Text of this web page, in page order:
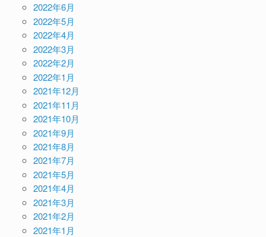
2022年6月
2022年5月
2022年4月
2022年3月
2022年2月
2022年1月
2021年12月
2021年11月
2021年10月
2021年9月
2021年8月
2021年7月
2021年5月
2021年4月
2021年3月
2021年2月
2021年1月